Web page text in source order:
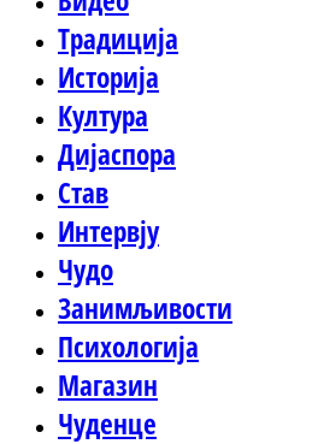
Традиција
Историја
Култура
Дијаспора
Став
Интервју
Чудо
Занимљивости
Психологија
Магазин
Чуденце